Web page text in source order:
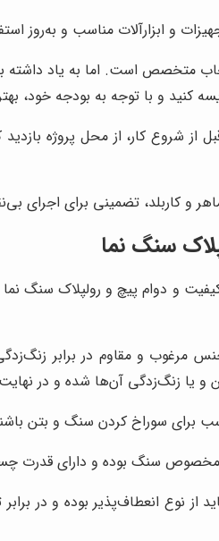
و ابزارآلات مناسب و به‌روز
متخصص است. اما به یاد داشته
کنید و با توجه به بودجه خود،
کار، از محل پروژه بازدید
و کاربلد، تضمینی برای
سنگ نما
و دوام پیچ و رولپلاک سنگ
جنس مرغوب و مقاوم در برابر
و یا زنگ‌زدگی آن‌ها شده و در
برای سوراخ کردن سنگ و بتن
مخصوص سنگ بوده و دارای قدرت
از نوع انعطاف‌پذیر بوده و در